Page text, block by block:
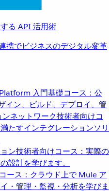
る API 活用術
携でビジネスのデジタル変革
入門基礎コース：公
イン、ビルド、デプロイ、管
ネットワーク技術者向けコ
たすインテグレーションソリ
ン技術者向けコース：実際の
設計を学びます。
ース：クラウド上で Mule ア
・管理・監視・分析を学びま